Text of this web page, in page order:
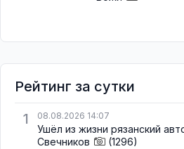
Рейтинг за сутки
1
08.08.2026 14:07
Ушёл из жизни рязанский
Свечников
(1296)